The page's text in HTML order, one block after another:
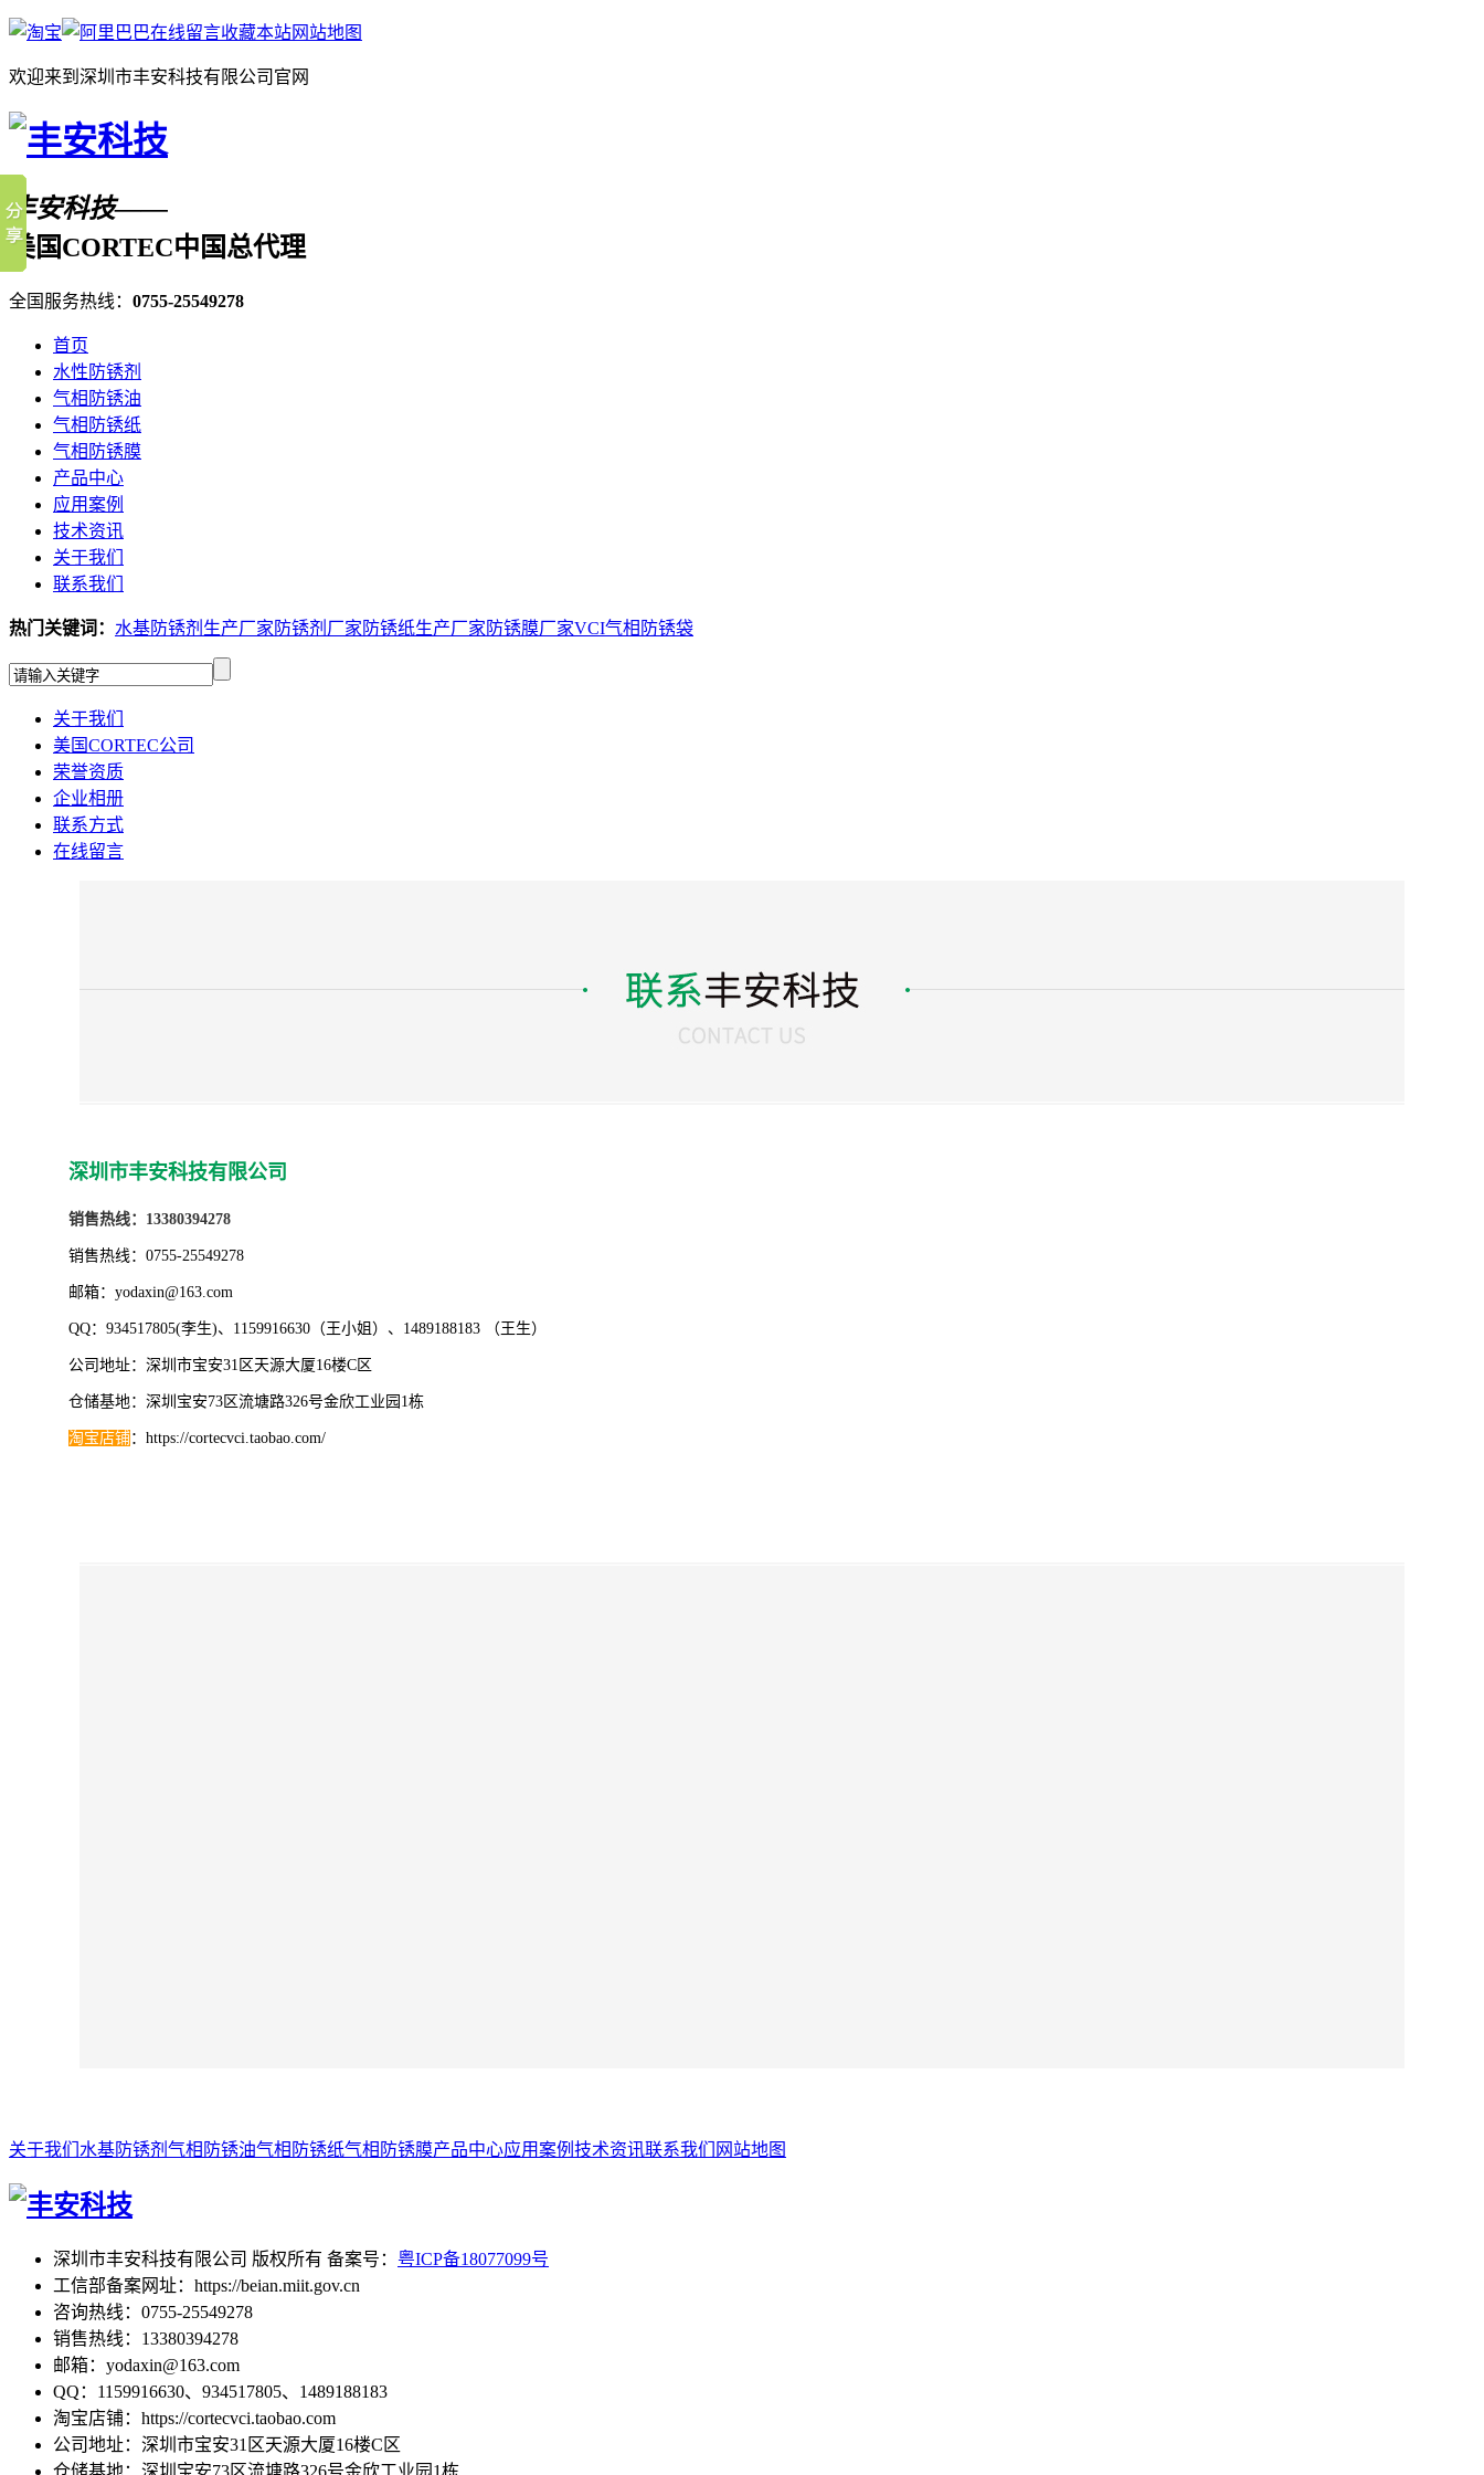
在线留言收藏本站网站地图
欢迎来到深圳市丰安科技有限公司官网
丰安科技——
美国CORTEC中国总代理
全国服务热线： 0755-25549278
首页
水性防锈剂
气相防锈油
气相防锈纸
气相防锈膜
产品中心
应用案例
技术资讯
关于我们
联系我们
热门关键词： 水基防锈剂生产厂家 防锈剂厂家 防锈纸生产厂家 防锈膜厂家VCI气相防锈袋
关于我们
美国CORTEC公司
荣誉资质
企业相册
联系方式
在线留言
深圳市丰安科技有限公司
销售热线： 13380394278
销售热线： 0755-25549278
邮箱：yodaxin@163.com
QQ：934517805(李生)、1159916630（王小姐）、1489188183 （王生）
公司地址：深圳市宝安31区天源大厦16楼C区
仓储基地：深圳宝安73区流塘路326号金欣工业园1栋
淘宝店铺：https://cortecvci.taobao.com/
关于我们 水基防锈剂 气相防锈油气相防锈纸气相防锈膜产品中心应用案例 技术资讯联系我们 网站地图
深圳市丰安科技有限公司 版权所有 备案号： 粤ICP备18077099号
工信部备案网址：https://beian.miit.gov.cn
咨询热线：0755-25549278
销售热线：13380394278
邮箱：yodaxin@163.com
QQ：1159916630、934517805、1489188183
淘宝店铺：https://cortecvci.taobao.com
公司地址：深圳市宝安31区天源大厦16楼C区
仓储基地：深圳宝安73区流塘路326号金欣工业园1栋